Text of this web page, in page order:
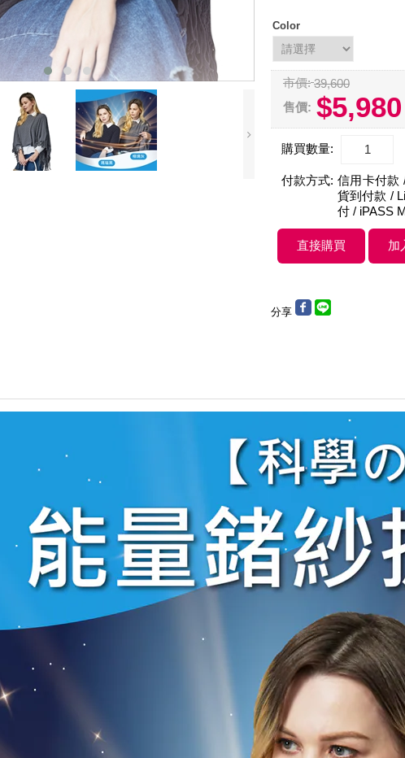
Color
市價: 39,600
售價: $5,980
購買數量:
付款方式: 信用卡付款
貨到付款 /
付 / iPASS
分享